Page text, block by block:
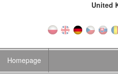
United
Homepage